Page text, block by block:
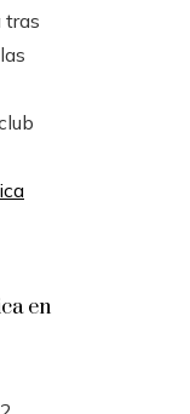
tras
en